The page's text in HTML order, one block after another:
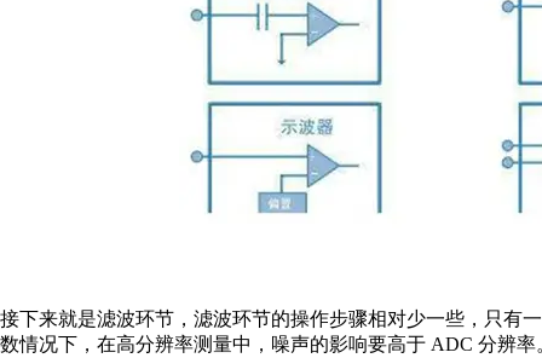
接下来就是滤波环节，滤波环节的操作步骤相对少一些，只有
数情况下，在高分辨率测量中，噪声的影响要高于 ADC 分辨